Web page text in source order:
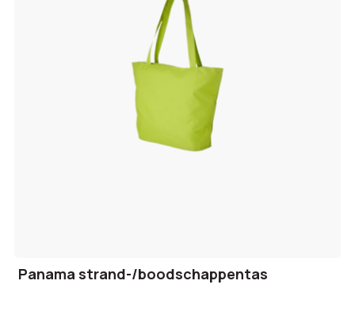
Panama strand-/boodschappentas